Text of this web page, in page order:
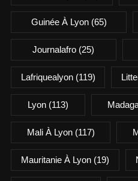
Guinée À Lyon(65)
Journalafro (25)
Lafriquealyon(119)
Lyon(113)
Mali À Lyon(117)
Mauritanie À Lyon (19)